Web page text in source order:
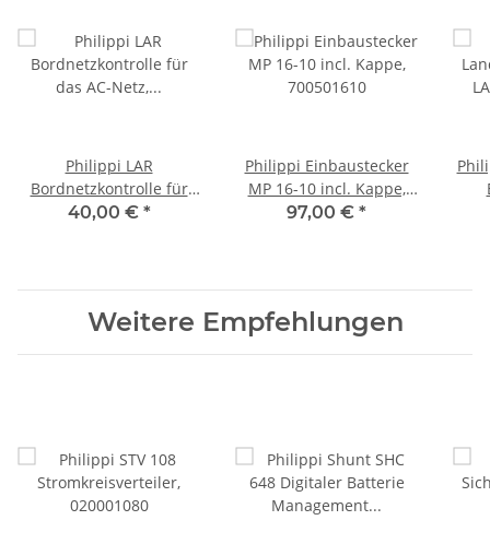
Philippi LAR
Bordnetzkontrolle für
das AC-Netz, 010000231
40,00 € *
Philippi Einbaustecker
MP 16-10 incl. Kappe,
700501610
97,00 € *
Weitere Empfehlungen